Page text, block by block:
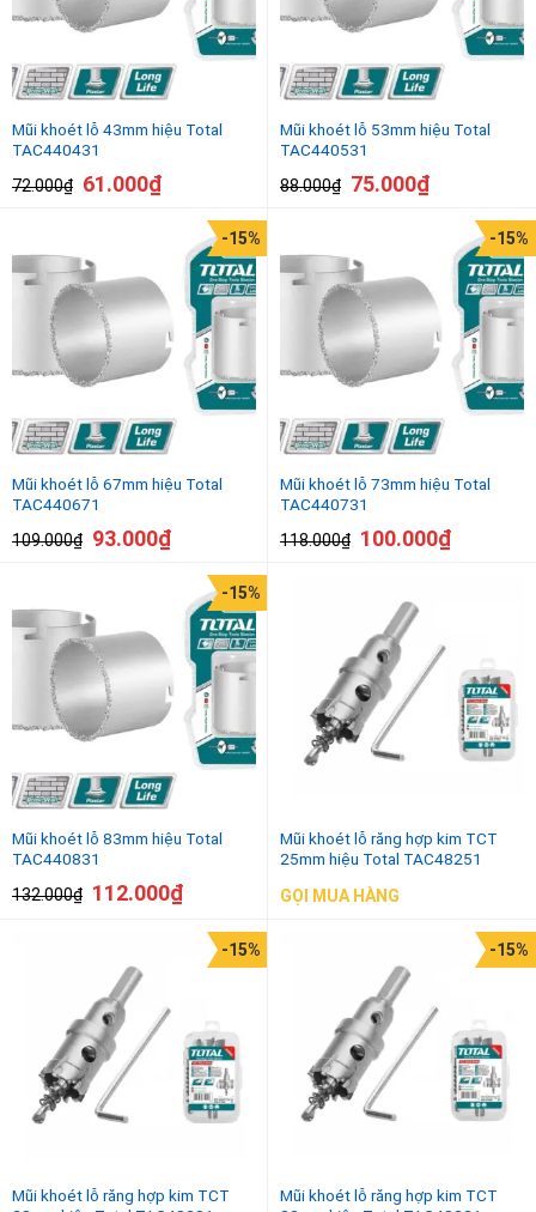
Mũi khoét lỗ 43mm hiệu Total
TAC440431
72.000₫ 61.000₫
Mũi khoét lỗ 53mm hiệu Total
TAC440531
88.000₫ 75.000₫
Mũi khoét lỗ 67mm hiệu Total
TAC440671
109.000₫
-15%
93.000₫
Mũi khoét lỗ 73mm hiệu Total
TAC440731
118.000₫
-15%
100.000₫
Mũi khoét lỗ 83mm hiệu Total
TAC440831
132.000₫
-15%
112.000₫
Mũi khoét lỗ răng hợp kim TCT
25mm hiệu Total TAC48251
GỌI MUA HÀNG
Mũi khoét lỗ răng hợp kim TCT
-15%
Mũi khoét lỗ răng hợp kim TCT
-15%